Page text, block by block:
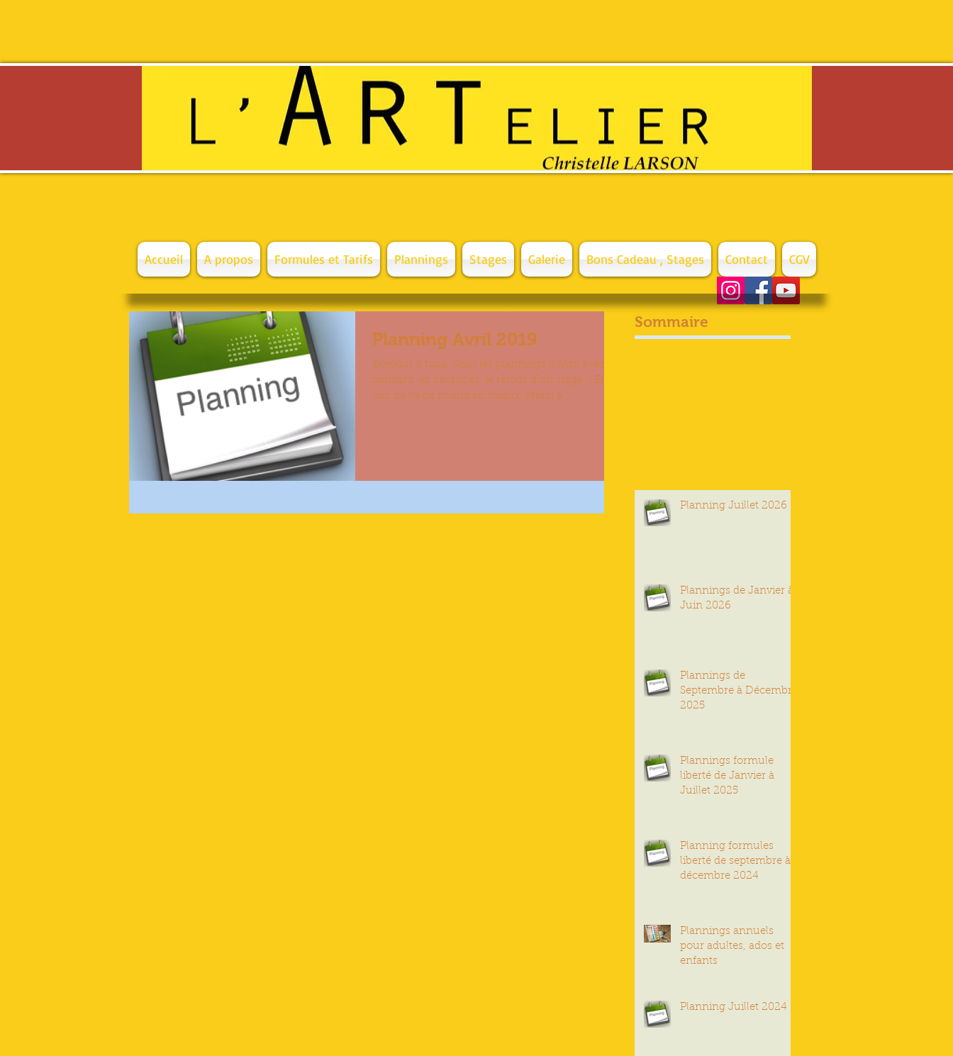
Accueil A propos Formules et Tarifs Plannings Stages Galerie Bons Cadeau , Stages Contact CGV
Planning Avril 2019
Bonjour à tous, Voici les plannings d'Avril avec,
pendant les vacances, le retour d'un stage :) Eh
oui, ça va de mieux en mieux. Merci à...
Sommaire
Planning Juillet 2026
Plannings de Janvier à
Juin 2026
Plannings de
Septembre à Décembre
2025
Plannings formule
liberté de Janvier à
Juillet 2025
Planning formules
liberté de septembre à
décembre 2024
Plannings annuels
pour adultes, ados et
enfants
Planning Juillet 2024